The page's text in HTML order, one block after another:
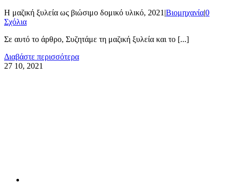
Η μαζική ξυλεία ως βιώσιμο δομικό υλικό, 2021 |Βιομηχανία|0
Σχόλια
Σε αυτό το άρθρο, Συζητάμε τη μαζική ξυλεία και το [...]
Διαβάστε περισσότερα
27 10, 2021